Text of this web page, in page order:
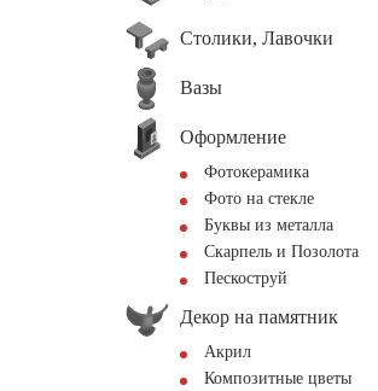
Столики, Лавочки
Вазы
Оформление
Фотокерамика
Фото на стекле
Буквы из металла
Скарпель и Позолота
Пескоструй
Декор на памятник
Акрил
Композитные цветы